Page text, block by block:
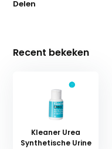
Delen
Recent bekeken
Kleaner Urea
Synthetische Urine